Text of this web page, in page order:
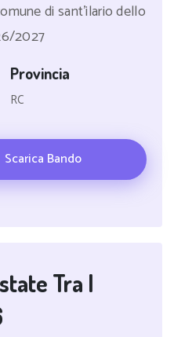
di sant'ilario dello
2027
Provincia
RC
Scarica Bando
Tra I